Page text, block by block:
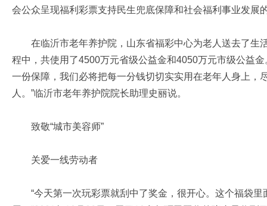
会公众呈现福利彩票支持民生兜底保障和社会福利事业发展
在临沂市老年养护院，山东省福彩中心为老人送去了生
程中，共使用了4500万元省级公益金和4050万元市级公益
一份保障，我们必将把每一分钱切切实实用在老年人身上，
人。”临沂市老年养护院院长助理史丽说。
致敬“城市美容师”
关爱一线劳动者
“今天第一次玩彩票就刮中了奖金，很开心。这个福袋里